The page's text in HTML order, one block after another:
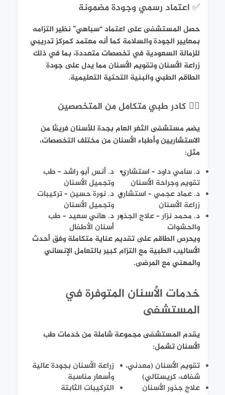
✅ اعتماد رسمي وجودة مضمونة
حصل المستشفى على اعتماد “سباهي” نظير التزامه
بمعايير الجودة والسلامة كما أنه معتمد كمركز تدريبي
للزمالة السعودية في تخصصات متعددة، بما في ذلك
زراعة الأسنان وتقويم الأسنان مما يدل على جودة
الطاقم الطبي والبنية التحتية التعليمية.
👩‍⚕️ كادر طبي متكامل من المتخصصين
يضم مستشفى الثغر العام بجدة للأسنان فريقًا من
الاستشاريين وأطباء الأسنان من مختلف التخصصات،
مثل:
د. سامي داود – استشاري
تقويم وجراحة الأسنان
د. أنس أبو راشد – طب
وتجميل الأسنان
د. عماد عجمي – استشاري
زراعة الأسنان
د. نورة حسين – تركيبات
وتجميل الأسنان
د. محمد نزار – علاج الجذور
والحشوات
د. هاني سعيد – طب
أسنان الأطفال
ويحرص الطاقم على تقديم عناية متكاملة وفق أحدث
الأساليب الطبية مع التزام كبير بالتعامل الإنساني
والمهني مع المرضى.
خدمات الأسنان المتوفرة في
المستشفى
يقدم المستشفى مجموعة شاملة من خدمات طب
الأسنان تشمل:
تقويم الأسنان (معدني،
شفاف، كريستالي)
زراعة الأسنان بجودة عالية
وأسعار مناسبة
علاج جذور الأسنان
التركيبات الثابتة